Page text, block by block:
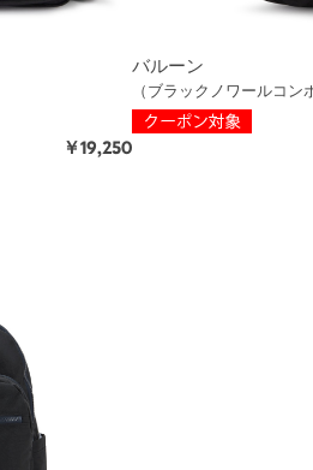
￥19,250
バルーン
（ブラックノワールコン